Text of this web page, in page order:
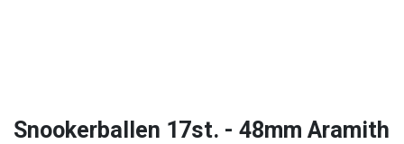
Snookerballen 17st. - 48mm Aramith